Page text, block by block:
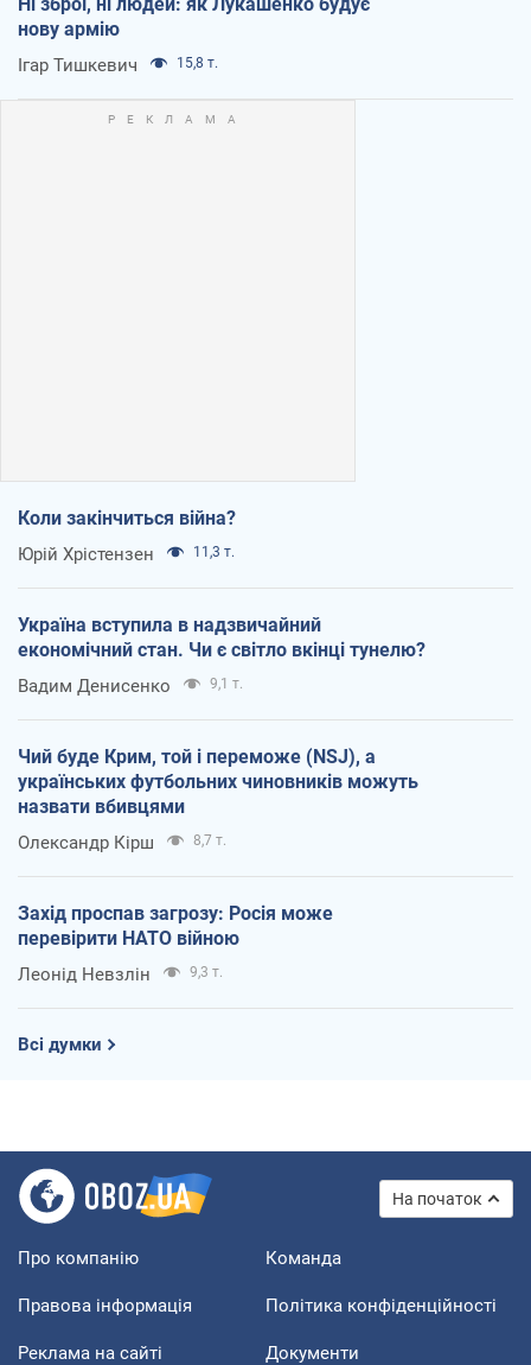
нову армію
Ігар Тишкевич 15,8 т.
Коли закінчиться війна?
Юрій Хрістензен 11,3 т.
Україна вступила в надзвичайний
економічний стан. Чи є світло вкінці тунелю?
Вадим Денисенко 9,1 т.
Чий буде Крим, той і переможе (NSJ), а
українських футбольних чиновників можуть
назвати вбивцями
Олександр Кірш 8,7 т.
Захід проспав загрозу: Росія може
перевірити НАТО війною
Леонід Невзлін 9,3 т.
Всі думки
На початок
Про компанію Команда
Правова інформація Політика конфіденційності
Реклама на сайті Документи